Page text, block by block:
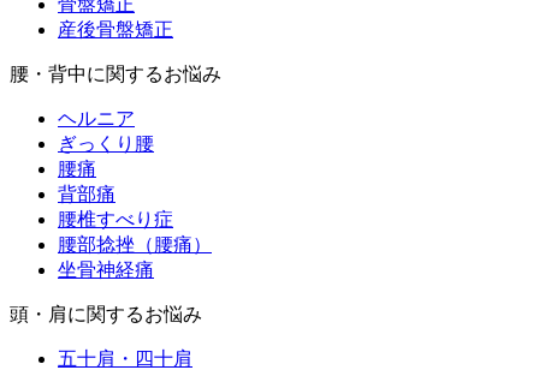
産後骨盤矯正
腰・背中に関するお悩み
ヘルニア
ぎっくり腰
腰痛
背部痛
腰椎すべり症
腰部捻挫（腰痛）
坐骨神経痛
頭・肩に関するお悩み
五十肩・四十肩